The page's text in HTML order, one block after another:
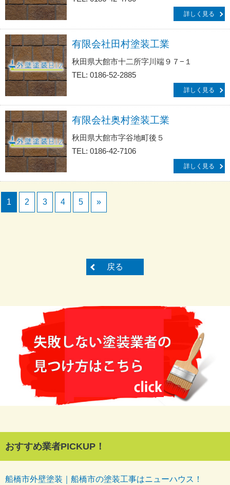
詳しく見る
有限会社田村塗装工業
秋田県大館市十二所字川端９７−１
TEL: 0186-52-2885
詳しく見る
有限会社奥村塗装工業
秋田県大館市字谷地町後５
TEL: 0186-42-7106
詳しく見る
1 2 3 4 5 »
戻る
おすすめ業者PICKUP！
船橋市外壁塗装｜船橋市の塗装工事はニューハウス！